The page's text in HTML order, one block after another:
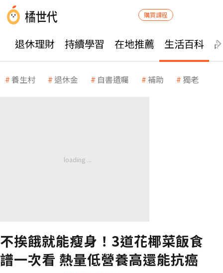
購買課程
退休理財 持續學習 在地推薦 生活百科
養生村 退休金 自書遺囑 補助 獨老
不挨餓就能瘦身！3道花椰菜飯食
譜一次看 熱量低營養高還能抗癌